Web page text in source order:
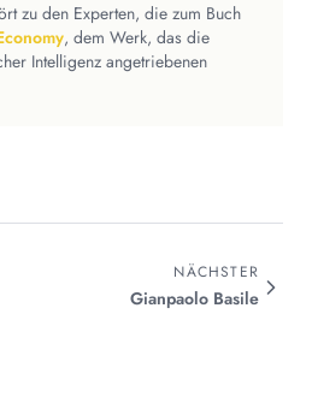
zu den Experten, die zum Buch
, dem Werk, das die
Intelligenz angetriebenen
NÄCHSTER
Gianpaolo Basile